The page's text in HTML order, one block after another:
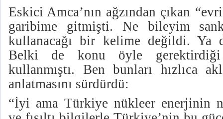
Eskici Amca’nın ağzından çıkan
garibime gitmişti. Ne bileyim
kullanacağı bir kelime değildi. Ya
Belki de konu öyle
kullanmıştı. Ben bunları hızlıca
anlatmasını sürdürdü:
“İyi ama Türkiye nükleer enerjinin